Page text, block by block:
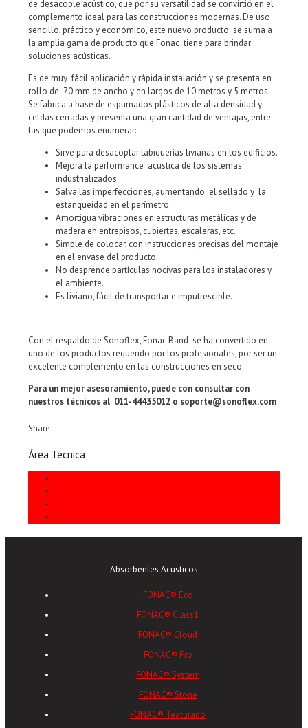
de desacople acústico, que por su versatilidad se convirtió en el
complemento ideal para las construcciones modernas. De uso
sencillo, práctico y económico, este nuevo producto se suma a
la amplia gama de producto que Fonac tiene para brindar
soluciones acústicas.
Es de muy fácil aplicación y rápida instalación y se presenta en
rollo de 70 mm de ancho y en largos de 10 metros y 5 metros.
Se fabrica a base de espumados plásticos de alta densidad y
celdas cerradas y presenta una gran cantidad de ventajas, entre
las que podemos enumerar:
Sirve para desacoplar tabiquerías livianas en los edificios.
Mejora la performance acústica de los sistemas
industrializados.
Salva las imperfecciones, aumentando el sellado y la
estanqueidad en el perímetro.
Amortigua vibraciones en estructuras metálicas y de
madera en entrepisos, cubiertas, escaleras, etc.
Simple de colocar, con instrucciones precisas del montaje
en el envase del producto.
No desprende partículas nocivas para los instaladores y
el ambiente.
Es liviano, fácil de transportar e imputrescible.
Con el respaldo de Sonoflex, Fonac Band se ha convertido en
uno de los productos requerido por los profesionales, por ser un
excelente complemento en las construcciones en seco.
Para un mejor asesoramiento, puede con consultar con
nuestros técnicos al 011-44435012 o soporte@sonoflex.com
Share
Área Técnica
Absorbentes Acusticos
FONAC® Eco
FONAC® Class1
FONAC® Cloud
FONAC® Pro
FONAC® System
FONAC® Stone
FONAC® Texturado